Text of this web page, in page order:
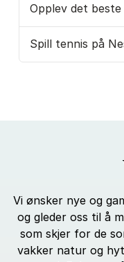
Opplev det beste
Spill tennis på
Vi ønsker nye og
og gleder oss til å
som skjer for de
vakker natur og